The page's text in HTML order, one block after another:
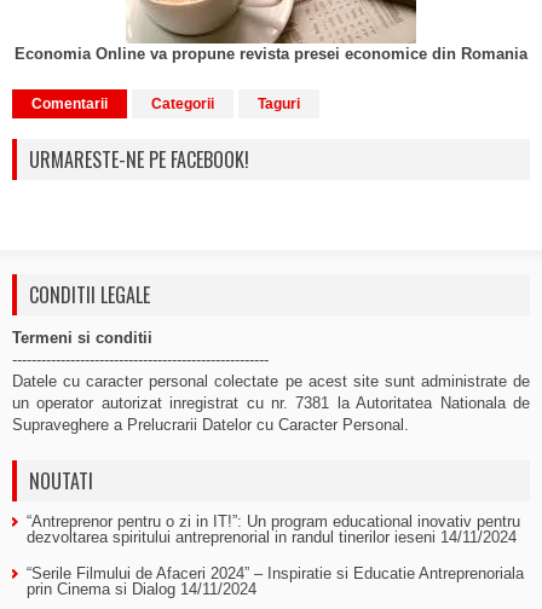
Economia Online va propune revista presei economice din Romania
Comentarii Categorii Taguri
URMARESTE-NE PE FACEBOOK!
CONDITII LEGALE
Termeni si conditii
-----------------------------------------------------
Datele cu caracter personal colectate pe acest site sunt administrate de
un operator autorizat inregistrat cu nr. 7381 la Autoritatea Nationala de
Supraveghere a Prelucrarii Datelor cu Caracter Personal.
NOUTATI
“Antreprenor pentru o zi in IT!”: Un program educational inovativ pentru
dezvoltarea spiritului antreprenorial in randul tinerilor ieseni 14/11/2024
“Serile Filmului de Afaceri 2024” – Inspiratie si Educatie Antreprenoriala
prin Cinema si Dialog 14/11/2024